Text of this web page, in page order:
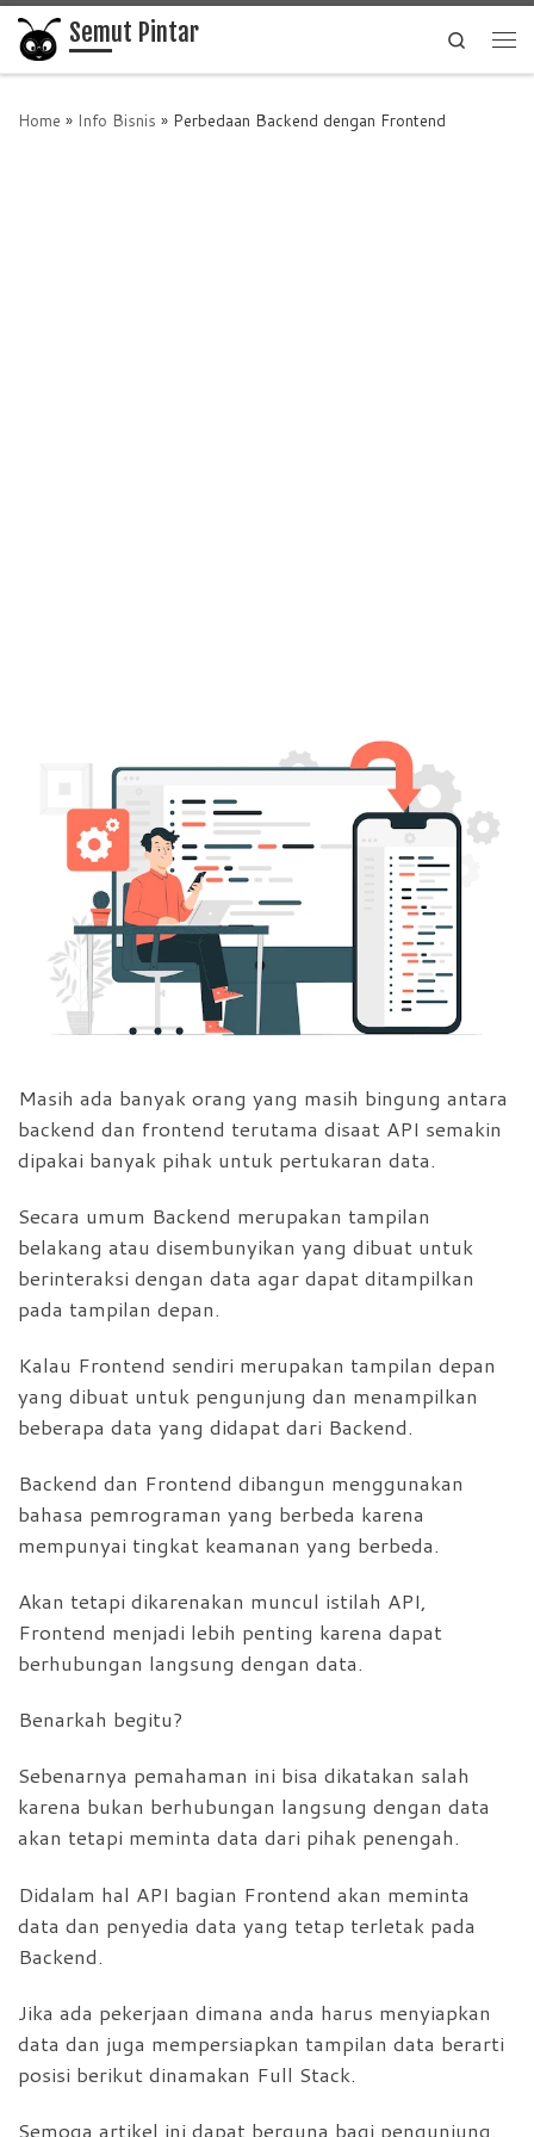
Skip to content
Semut Pintar
Search
Home » Info Bisnis » Perbedaan Backend dengan Frontend
Masih ada banyak orang yang masih bingung antara
backend dan frontend terutama disaat API semakin
dipakai banyak pihak untuk pertukaran data.
Secara umum Backend merupakan tampilan
belakang atau disembunyikan yang dibuat untuk
berinteraksi dengan data agar dapat ditampilkan
pada tampilan depan.
Kalau Frontend sendiri merupakan tampilan depan
yang dibuat untuk pengunjung dan menampilkan
beberapa data yang didapat dari Backend.
Backend dan Frontend dibangun menggunakan
bahasa pemrograman yang berbeda karena
mempunyai tingkat keamanan yang berbeda.
Akan tetapi dikarenakan muncul istilah API,
Frontend menjadi lebih penting karena dapat
berhubungan langsung dengan data.
Benarkah begitu?
Sebenarnya pemahaman ini bisa dikatakan salah
karena bukan berhubungan langsung dengan data
akan tetapi meminta data dari pihak penengah.
Didalam hal API bagian Frontend akan meminta
data dan penyedia data yang tetap terletak pada
Backend.
Jika ada pekerjaan dimana anda harus menyiapkan
data dan juga mempersiapkan tampilan data berarti
posisi berikut dinamakan Full Stack.
Semoga artikel ini dapat berguna bagi pengunjung.